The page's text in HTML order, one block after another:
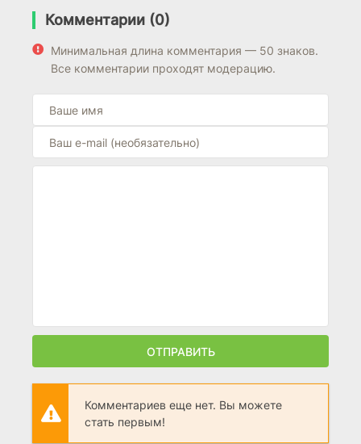
Комментарии (0)
Минимальная длина комментария — 50 знаков.
Все комментарии проходят модерацию.
ОТПРАВИТЬ
Комментариев еще нет. Вы можете
стать первым!